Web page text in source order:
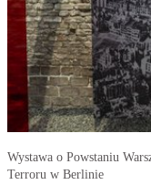
Wystawa o Powstaniu
Terroru w Berlinie